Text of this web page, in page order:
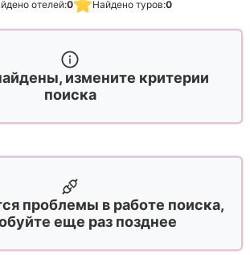
отелей:0 Найдено туров:0
измените критерии
поиска
проблемы в работе поиска,
еще раз позднее